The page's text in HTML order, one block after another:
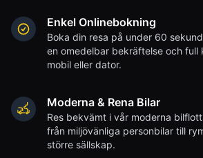
Enkel Onlinebokning
Boka din resa på under 60
en omedelbar bekräftelse och full
mobil eller dator.
Moderna & Rena Bilar
Res bekvämt i vår moderna
från miljövänliga personbilar till
större sällskap.